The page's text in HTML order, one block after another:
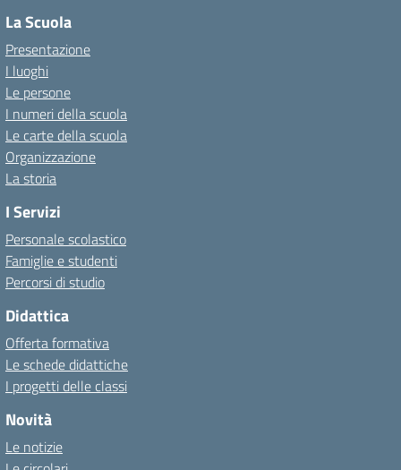
La Scuola
Presentazione
I luoghi
Le persone
I numeri della scuola
Le carte della scuola
Organizzazione
La storia
I Servizi
Personale scolastico
Famiglie e studenti
Percorsi di studio
Didattica
Offerta formativa
Le schede didattiche
I progetti delle classi
Novità
Le notizie